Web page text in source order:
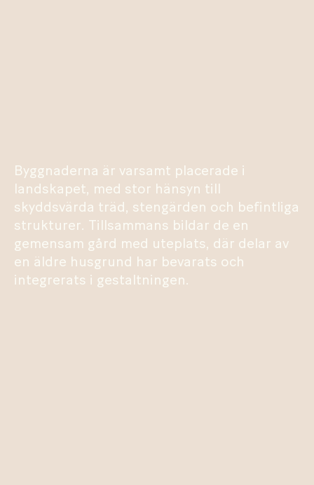
Byggnaderna är varsamt placerade i
landskapet, med stor hänsyn till
skyddsvärda träd, stengärden och befintliga
strukturer. Tillsammans bildar de en
gemensam gård med uteplats, där delar av
en äldre husgrund har bevarats och
integrerats i gestaltningen.